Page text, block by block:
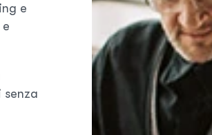
e